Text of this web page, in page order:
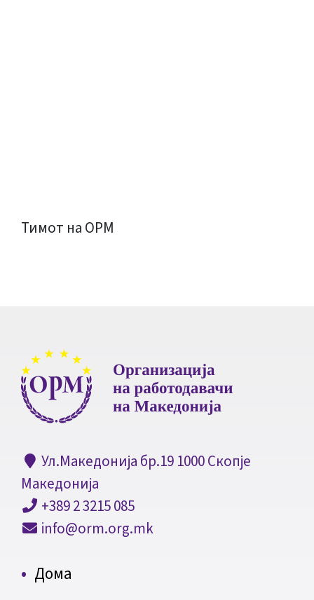
Тимот на ОРМ
Ул.Македонија бр.19 1000 Скопје
Македонија
+389 2 3215 085
info@orm.org.mk
Дома